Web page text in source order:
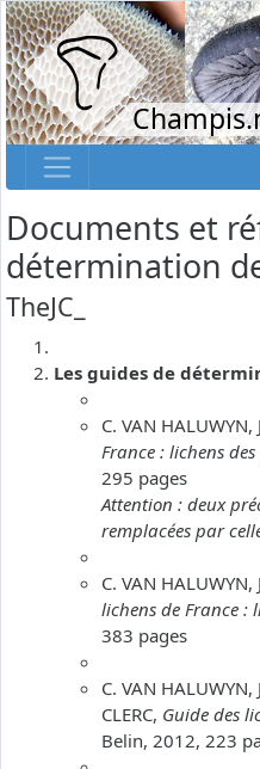
Documents et
détermination
TheJC_
Les guides de
C. VAN HALUWYN,
France : lichens des
295 pages
Attention : deux
remplacées par
C. VAN HALUWYN,
lichens de France :
383 pages
C. VAN HALUWYN,
CLERC, Guide des
Belin, 2012, 223